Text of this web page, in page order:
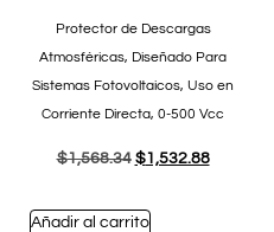
Protector de Descargas
Atmosféricas, Diseñado Para
Sistemas Fotovoltaicos, Uso en
Corriente Directa, 0-500 Vcc
$1,568.34 $1,532.88
Añadir al carrito